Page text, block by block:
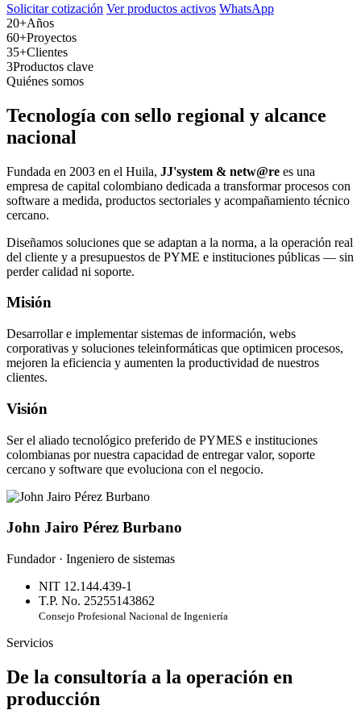
Solicitar cotización Ver productos activos WhatsApp
20+Años
60+Proyectos
35+Clientes
3Productos clave
Quiénes somos
Tecnología con sello regional y alcance
nacional
Fundada en 2003 en el Huila, JJ'system & netw@re es una
empresa de capital colombiano dedicada a transformar procesos con
software a medida, productos sectoriales y acompañamiento técnico
cercano.
Diseñamos soluciones que se adaptan a la norma, a la operación real
del cliente y a presupuestos de PYME e instituciones públicas — sin
perder calidad ni soporte.
Misión
Desarrollar e implementar sistemas de información, webs
corporativas y soluciones teleinformáticas que optimicen procesos,
mejoren la eficiencia y aumenten la productividad de nuestros
clientes.
Visión
Ser el aliado tecnológico preferido de PYMES e instituciones
colombianas por nuestra capacidad de entregar valor, soporte
cercano y software que evoluciona con el negocio.
John Jairo Pérez Burbano
Fundador · Ingeniero de sistemas
NIT 12.144.439-1
T.P. No. 25255143862
Consejo Profesional Nacional de Ingeniería
Servicios
De la consultoría a la operación en
producción